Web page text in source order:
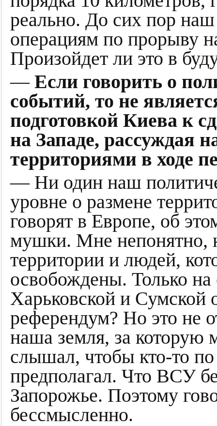
реально. До сих пор
операциям по прорыву
Произойдет ли это в
— Если говорить о
событий, то не
подготовкой Киева к
на Западе, рассуждая
территориями в ходе
— Ни один наш
уровне о размене
говорят в Европе, об
мушки. Мне непонятно,
территории и людей,
освобождены. Только на
Харьковской и Сумской
референдум? Но это не
наша земля, за
слышал, чтобы кто-то
предполагал. Что ВСУ
Запорожье. Поэтому
бессмысленно.